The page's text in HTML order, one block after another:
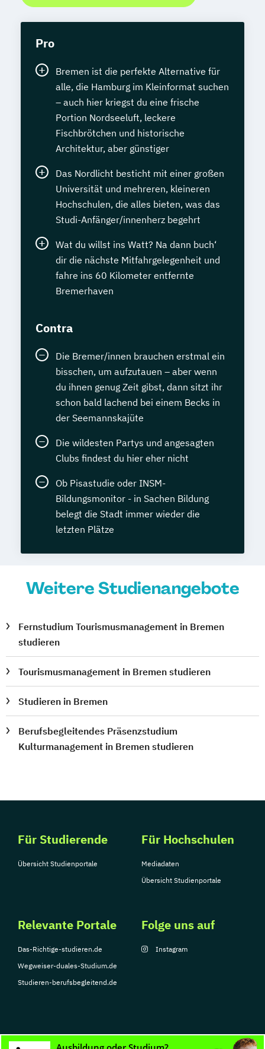
Pro
Bremen ist die perfekte Alternative für
alle, die Hamburg im Kleinformat suchen
– auch hier kriegst du eine frische
Portion Nordseeluft, leckere
Fischbrötchen und historische
Architektur, aber günstiger
Das Nordlicht besticht mit einer großen
Universität und mehreren, kleineren
Hochschulen, die alles bieten, was das
Studi-Anfänger/innenherz begehrt
Wat du willst ins Watt? Na dann buch‘
dir die nächste Mitfahrgelegenheit und
fahre ins 60 Kilometer entfernte
Bremerhaven
Contra
Die Bremer/innen brauchen erstmal ein
bisschen, um aufzutauen – aber wenn
du ihnen genug Zeit gibst, dann sitzt ihr
schon bald lachend bei einem Becks in
der Seemannskajüte
Die wildesten Partys und angesagten
Clubs findest du hier eher nicht
Ob Pisastudie oder INSM-
Bildungsmonitor - in Sachen Bildung
belegt die Stadt immer wieder die
letzten Plätze
Weitere Studienangebote
Fernstudium Tourismusmanagement in Bremen
studieren
Tourismusmanagement in Bremen studieren
Studieren in Bremen
Berufsbegleitendes Präsenzstudium
Kulturmanagement in Bremen studieren
Für Studierende
Übersicht Studienportale
Für Hochschulen
Mediadaten
Übersicht Studienportale
Relevante Portale
Das-Richtige-studieren.de
Wegweiser-duales-Studium.de
Studieren-berufsbegleitend.de
Folge uns auf
Instagram